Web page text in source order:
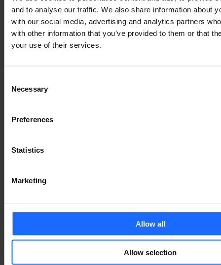
and to analyse our traffic. We also share information about
with our social media, advertising and analytics partners
with other information that you’ve provided to them or that
your use of their services.
Selection
Necessary
Preferences
Statistics
Marketing
Allow all
Allow selection
物流業界だけではなく、日本全体を揺るがそうとしてい
ロボット等による倉庫の自動化は必須だといえるでしょ
の減少」という避けられない課題に対する答えともなる
WIE DIESE GESCHICHTE?